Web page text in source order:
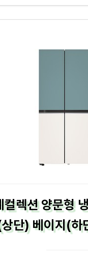
컬렉션 양문형
상단) 베이지(